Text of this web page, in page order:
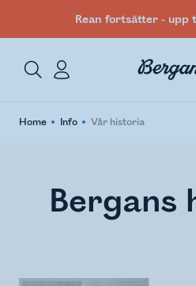
Rean fortsätter - upp
Home Info Vår historia
Bergans